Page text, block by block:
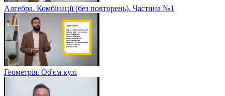
Алгебра. Комбінації (без повторень). Частина №1
Геометрія. Об'єм кулі